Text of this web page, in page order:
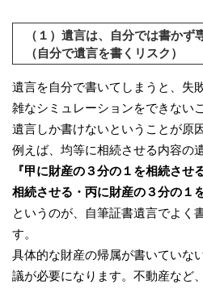
（１）遺言は、自分では書かず
（自分で遺言を書くリスク）
遺言を自分で書いてしまうと、失
雑なシミュレーションをできない
遺言しか書けないということが原
例えば、均等に相続させる内容の
『甲に財産の３分の１を相続させ
相続させる・丙に財産の３分の１
というのが、自筆証書遺言でよく
す。
具体的な財産の帰属が書いていな
議が必要になります。不動産など